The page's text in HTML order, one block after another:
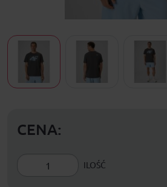
CENA:
ILOŚĆ